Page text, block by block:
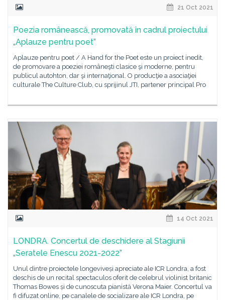
21 Oct 2021
Poezia românească, promovată în cadrul proiectului
„Aplauze pentru poet”
Aplauze pentru poet / A Hand for the Poet este un proiect inedit,
de promovare a poeziei româneşti clasice şi moderne, pentru
publicul autohton, dar şi internaţional. O producţie a asociaţiei
culturale The Culture Club, cu sprijinul JTI, partener principal Pro
14 Oct 2021
LONDRA. Concertul de deschidere al Stagiunii
„Seratele Enescu 2021-2022”
Unul dintre proiectele longeviveși apreciate ale ICR Londra, a fost
deschis de un recital spectaculos oferit de celebrul violinist britanic
Thomas Bowes și de cunoscuta pianistă Verona Maier. Concertul va
fi difuzat online, pe canalele de socializare ale ICR Londra, pe